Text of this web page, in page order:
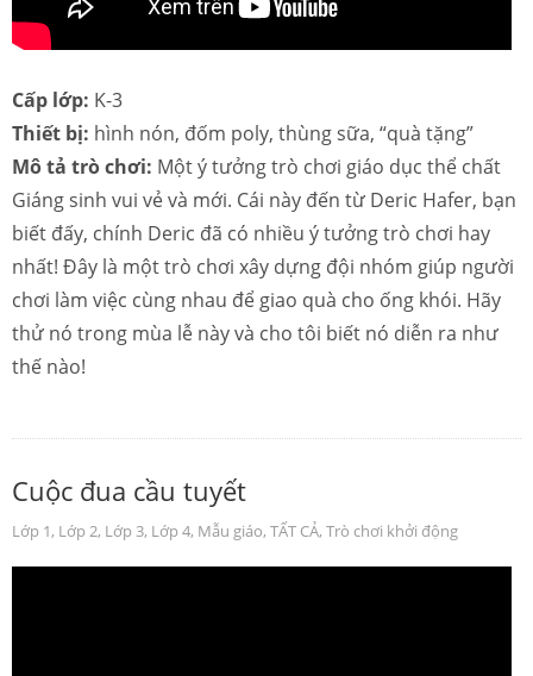
Cấp lớp: K-3
Thiết bị: hình nón, đốm poly, thùng sữa, “quà tặng”
Mô tả trò chơi: Một ý tưởng trò chơi giáo dục thể chất
Giáng sinh vui vẻ và mới. Cái này đến từ Deric Hafer, bạn
biết đấy, chính Deric đã có nhiều ý tưởng trò chơi hay
nhất! Đây là một trò chơi xây dựng đội nhóm giúp người
chơi làm việc cùng nhau để giao quà cho ống khói. Hãy
thử nó trong mùa lễ này và cho tôi biết nó diễn ra như
thế nào!
Cuộc đua cầu tuyết
Lớp 1, Lớp 2, Lớp 3, Lớp 4, Mẫu giáo, TẤT CẢ, Trò chơi khởi động